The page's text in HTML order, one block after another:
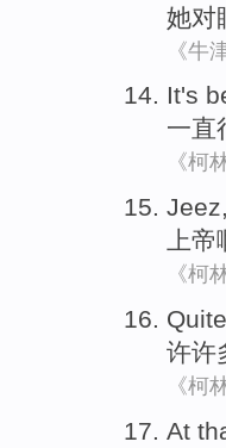
她对
《牛
It's
一直
《柯
Jeez,
上帝
《柯
许许
《柯
At